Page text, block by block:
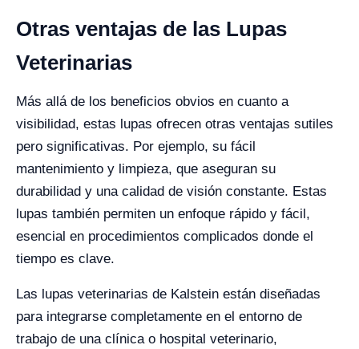
Otras ventajas de las Lupas
Veterinarias
Más allá de los beneficios obvios en cuanto a
visibilidad, estas lupas ofrecen otras ventajas sutiles
pero significativas. Por ejemplo, su fácil
mantenimiento y limpieza, que aseguran su
durabilidad y una calidad de visión constante. Estas
lupas también permiten un enfoque rápido y fácil,
esencial en procedimientos complicados donde el
tiempo es clave.
Las lupas veterinarias de Kalstein están diseñadas
para integrarse completamente en el entorno de
trabajo de una clínica o hospital veterinario,